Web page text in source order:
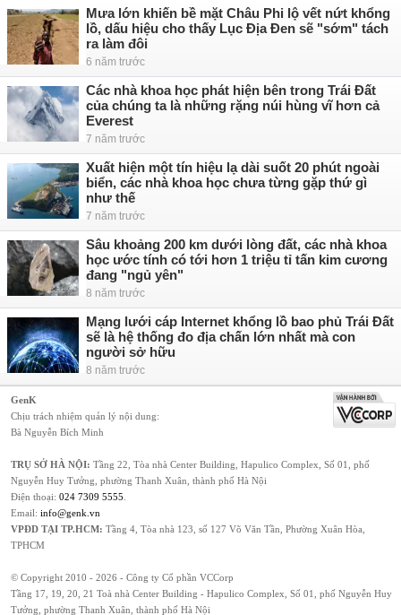
Mưa lớn khiến bề mặt Châu Phi lộ vết nứt khổng
lồ, dấu hiệu cho thấy Lục Địa Đen sẽ "sớm" tách
ra làm đôi
6 năm trước
Các nhà khoa học phát hiện bên trong Trái Đất
của chúng ta là những rặng núi hùng vĩ hơn cả
Everest
7 năm trước
Xuất hiện một tín hiệu lạ dài suốt 20 phút ngoài
biển, các nhà khoa học chưa từng gặp thứ gì
như thế
7 năm trước
Sâu khoảng 200 km dưới lòng đất, các nhà khoa
học ước tính có tới hơn 1 triệu tỉ tấn kim cương
đang "ngủ yên"
8 năm trước
Mạng lưới cáp Internet khổng lồ bao phủ Trái Đất
sẽ là hệ thống đo địa chấn lớn nhất mà con
người sở hữu
8 năm trước
GenK
Chịu trách nhiệm quản lý nội dung:
Bà Nguyễn Bích Minh
TRỤ SỞ HÀ NỘI: Tầng 22, Tòa nhà Center Building, Hapulico Complex, Số 01, phố
Nguyễn Huy Tưởng, phường Thanh Xuân, thành phố Hà Nội
Điện thoại: 024 7309 5555
Email: info@genk.vn
VPĐD TẠI TP.HCM: Tầng 4, Tòa nhà 123, số 127 Võ Văn Tần, Phường Xuân Hòa,
TPHCM
© Copyright 2010 - 2026 - Công ty Cổ phần VCCorp
Tầng 17, 19, 20, 21 Toà nhà Center Building - Hapulico Complex, Số 01, phố Nguyễn Huy
Tưởng, phường Thanh Xuân, thành phố Hà Nội